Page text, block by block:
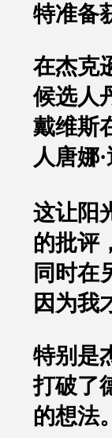
特准备
在杰克
候选人
戴维斯
人唐娜·
这让阳
的批评
同时在
因为我
特别是
打破了
的想法。